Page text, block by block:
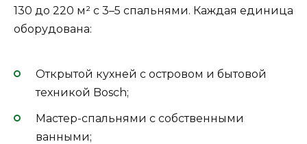
130 до 220 м² с 3–5 спальнями. Каждая единица
оборудована:
Открытой кухней с островом и бытовой
техникой Bosch;
Мастер-спальнями с собственными
ванными;